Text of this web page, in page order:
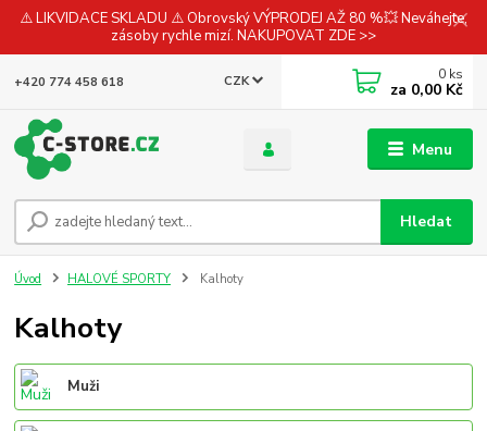
⚠️ LIKVIDACE SKLADU ⚠️ Obrovský VÝPRODEJ AŽ 80 %💥 Neváhejte,
zásoby rychle mizí. NAKUPOVAT ZDE >>
Menu
CZK
Hledat
+420 774 458 618 0 ks
za 0,00 Kč
Úvod HALOVÉ SPORTY Kalhoty
Kalhoty
Muži